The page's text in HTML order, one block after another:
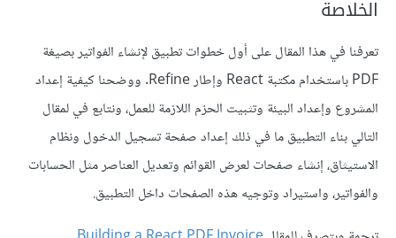
الخلاصة
تعرفنا في هذا المقال على أول خطوات تطبيق لإنشاء الفواتير بصيغة
PDF باستخدام مكتبة React وإطار Refine. ووضحنا كيفية إعداد
المشروع وإعداد البيئة وتثبيت الحزم اللازمة للعمل، ونتابع في لمقال
التالي بناء التطبيق ما في ذلك إعداد صفحة تسجيل الدخول ونظام
الاستيثاق، إنشاء صفحات لعرض القوائم وتعديل العناصر مثل الحسابات
والفواتير، واستيراد وتوجيه هذه الصفحات داخل التطبيق.